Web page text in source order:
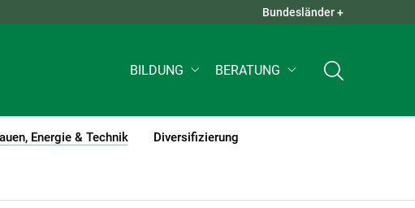
QUICK LINKS +
Bundesländer +
BILDUNG BERATUNG
Energie & Technik
(current)1
Diversifizierung